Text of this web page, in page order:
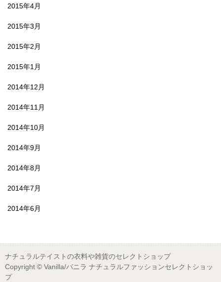
2015年4月
2015年3月
2015年2月
2015年1月
2014年12月
2014年11月
2014年10月
2014年9月
2014年8月
2014年7月
2014年6月
ナチュラルテイストの衣料や雑貨のセレクトショップ
Copyright © Vanilla/バニラ ナチュラルファッションセレクトショッ
プ